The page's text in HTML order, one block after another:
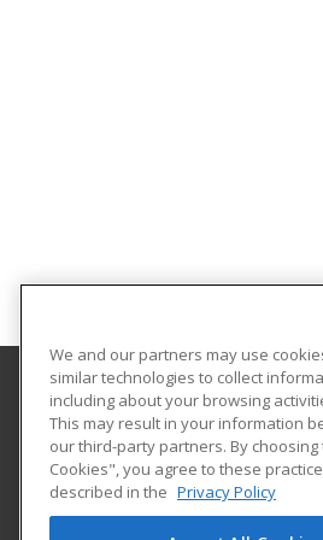
Harper College Community
1200 West Algonquin Road
Palatine, IL 60667 US
We and our partners may use
similar technologies to collect
including about your browsing
This may result in your information
our third-party partners. By choosing
Cookies", you agree to these
described in the Privacy Policy